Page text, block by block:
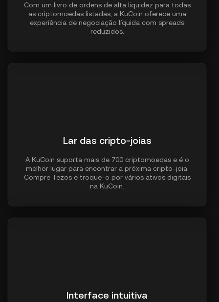
Com um livro de ordens de alta liquidez para todas
as criptomoedas listadas, a KuCoin oferece uma
experiência de negociação líquida com spreads
reduzidos.
Lar das cripto-joias
A KuCoin suporta mais de 700 criptomoedas e é o
melhor lugar para encontrar a próxima cripto-joia.
Compre Tezos e troque-o por vários ativos digitais
na KuCoin.
Interface intuitiva